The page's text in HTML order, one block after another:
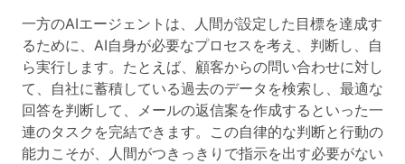
一方のAIエージェントは、人間が設定した目標を達成す
るために、AI自身が必要なプロセスを考え、判断し、自
ら実行します。たとえば、顧客からの問い合わせに対し
て、自社に蓄積している過去のデータを検索し、最適な
回答を判断して、メールの返信案を作成するといった一
連のタスクを完結できます。この自律的な判断と行動の
能力こそが、人間がつきっきりで指示を出す必要がない